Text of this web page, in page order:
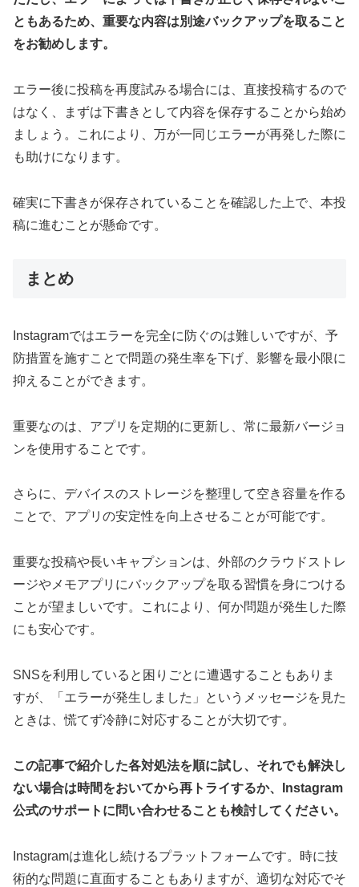
ともあるため、重要な内容は別途バックアップを取ること
をお勧めします。
エラー後に投稿を再度試みる場合には、直接投稿するので
はなく、まずは下書きとして内容を保存することから始め
ましょう。これにより、万が一同じエラーが再発した際に
も助けになります。
確実に下書きが保存されていることを確認した上で、本投
稿に進むことが懸命です。
まとめ
Instagramではエラーを完全に防ぐのは難しいですが、予
防措置を施すことで問題の発生率を下げ、影響を最小限に
抑えることができます。
重要なのは、アプリを定期的に更新し、常に最新バージョ
ンを使用することです。
さらに、デバイスのストレージを整理して空き容量を作る
ことで、アプリの安定性を向上させることが可能です。
重要な投稿や長いキャプションは、外部のクラウドストレ
ージやメモアプリにバックアップを取る習慣を身につける
ことが望ましいです。これにより、何か問題が発生した際
にも安心です。
SNSを利用していると困りごとに遭遇することもありま
すが、「エラーが発生しました」というメッセージを見た
ときは、慌てず冷静に対応することが大切です。
この記事で紹介した各対処法を順に試し、それでも解決し
ない場合は時間をおいてから再トライするか、Instagram
公式のサポートに問い合わせることも検討してください。
Instagramは進化し続けるプラットフォームです。時に技
術的な問題に直面することもありますが、適切な対応でそ